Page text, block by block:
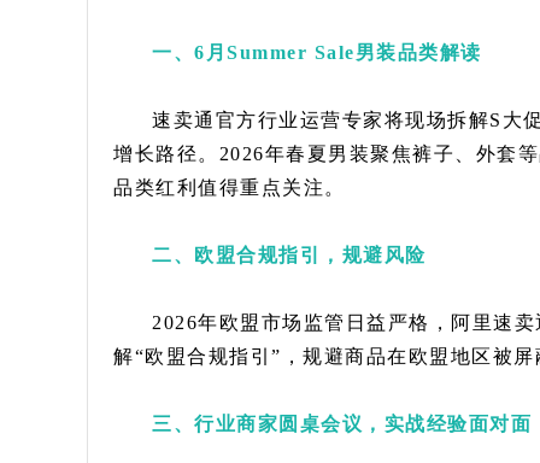
一、6月Summer Sale男装品类解读
速卖通官方行业运营专家将现场拆解S大
增长路径。2026年春夏男装聚焦裤子、外套
品类红利值得重点关注。
二、欧盟合规指引，规避风险
2026年欧盟市场监管日益严格，阿里速
解“欧盟合规指引”，规避商品在欧盟地区被
三、行业商家圆桌会议，实战经验面对面